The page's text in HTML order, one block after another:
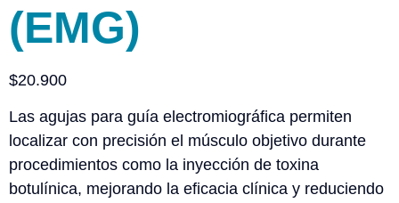
(EMG)
$20.900
Las agujas para guía electromiográfica permiten
localizar con precisión el músculo objetivo durante
procedimientos como la inyección de toxina
botulínica, mejorando la eficacia clínica y reduciendo